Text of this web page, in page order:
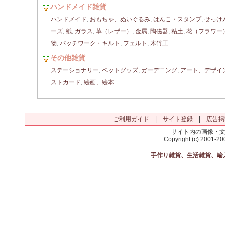
ハンドメイド雑貨
ハンドメイド, おもちゃ、ぬいぐるみ, はんこ・スタンプ, せっけ
ーズ, 紙, ガラス, 革（レザー） , 金属, 陶磁器, 粘土, 花（フラワー
物, パッチワーク・キルト , フェルト , 木竹工
その他雑貨
ステーショナリー, ペットグッズ, ガーデニング, アート、デザイ
ストカード, 絵画、絵本
ご利用ガイド サイト登録|
広告
サイト内の画像・
Copyright (c) 2001-
手作り雑貨、生活雑貨、